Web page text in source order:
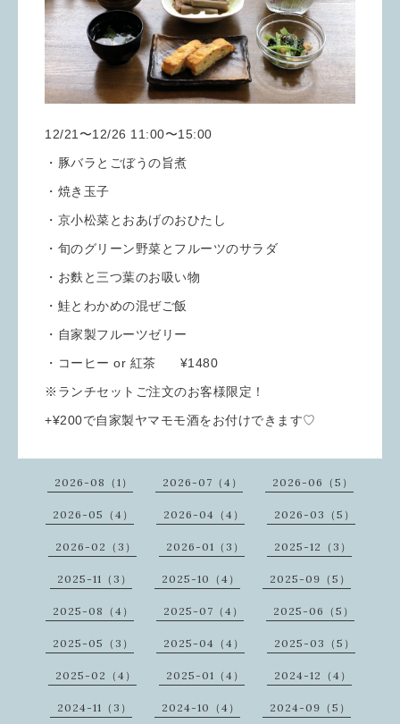
12/21〜12/26 11:00〜15:00
・豚バラとごぼうの旨煮
・焼き玉子
・京小松菜とおあげのおひたし
・旬のグリーン野菜とフルーツのサラダ
・お麩と三つ葉のお吸い物
・鮭とわかめの混ぜご飯
・自家製フルーツゼリー
・コーヒー or 紅茶 ¥1480
※ランチセットご注文のお客様限定！
+¥200で自家製ヤマモモ酒をお付けできます♡
2026-08（1） 2026-07（4） 2026-06（5）
2026-05（4） 2026-04（4） 2026-03（5）
2026-02（3） 2026-01（3） 2025-12（3）
2025-11（3） 2025-10（4） 2025-09（5）
2025-08（4） 2025-07（4） 2025-06（5）
2025-05（3） 2025-04（4） 2025-03（5）
2025-02（4） 2025-01（4） 2024-12（4）
2024-11（3） 2024-10（4） 2024-09（5）